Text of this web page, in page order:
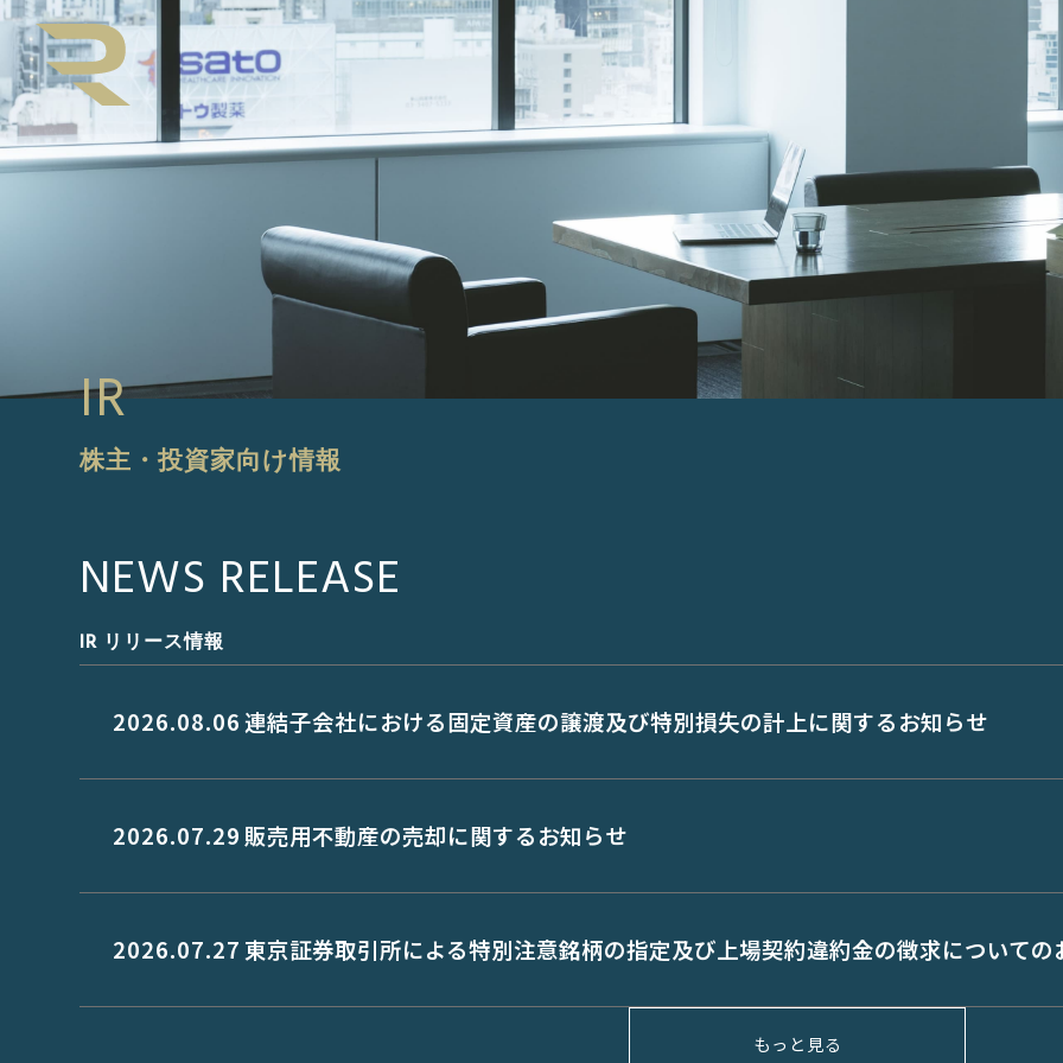
IR
株主・投資家向け情報
NEWS RELEASE
IR リリース情報
2026.08.06連結子会社における固定資産の譲渡及び特別損失の計上に関するお知らせ
2026.07.29 販売用不動産の売却に関するお知らせ
2026.07.27 東京証券取引所による特別注意銘柄の指定及び上場契約違約金の徴求についての
もっと見る